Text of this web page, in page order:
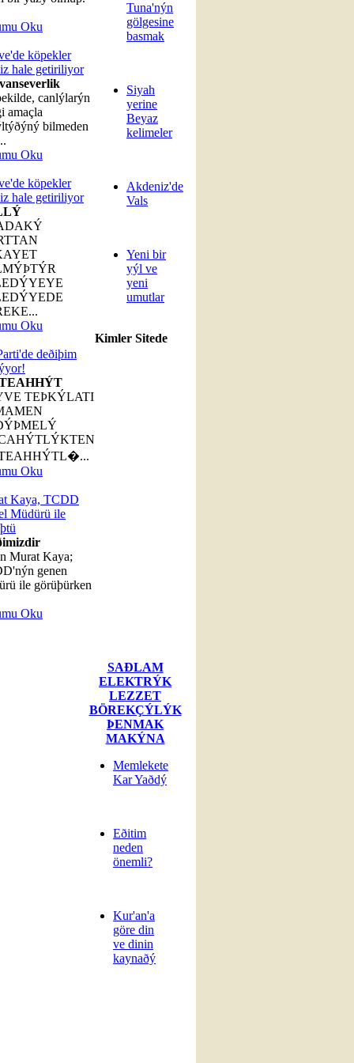
Oku
köpekler
hale getiriliyor
canlýlarýn
amaçla
bilmeden
Oku
köpekler
hale getiriliyor
Oku
deðiþim
TEÞKÝLATI
Oku
Kaya, TCDD
Müdürü ile
Murat Kaya;
genen
ile görüþürken
Oku
Tuna'nýn
gölgesine
basmak
Siyah
yerine
Beyaz
kelimeler
Akdeniz'de
Vals
Yeni bir
yýl ve
yeni
umutlar
Kimler Sitede
SAÐLAM
ELEKTRÝK
LEZZET
BÖREKÇÝLÝK
ÞENMAK
MAKÝNA
Memlekete
Kar Yaðdý
Eðitim
neden
önemli?
Kur'an'a
göre din
ve dinin
kaynaðý